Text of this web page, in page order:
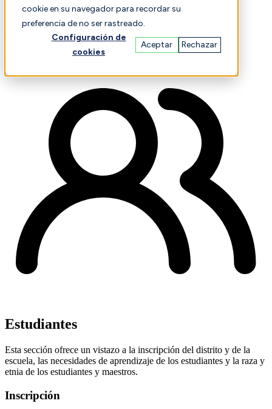
cookie en su navegador para recordar su
preferencia de no ser rastreado.
Configuración de
cookies
Aceptar Rechazar
Finanzas Actuación
Estudiantes
Esta sección ofrece un vistazo a la inscripción del distrito y de la
escuela, las necesidades de aprendizaje de los estudiantes y la raza y
etnia de los estudiantes y maestros.
Inscripción